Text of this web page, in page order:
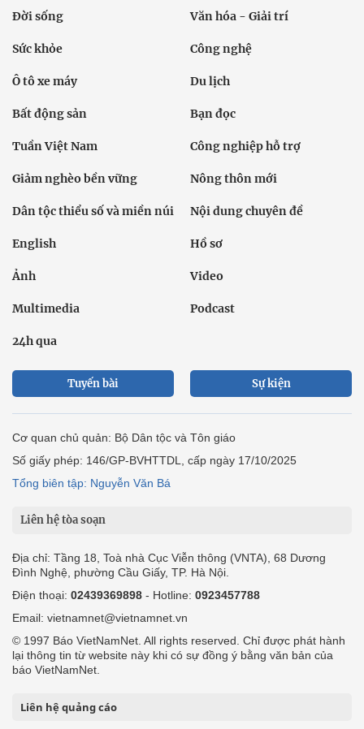
Đời sống Văn hóa - Giải trí
Sức khỏe Công nghệ
Ô tô xe máy Du lịch
Bất động sản Bạn đọc
Tuần Việt Nam Công nghiệp hỗ trợ
Giảm nghèo bền vững Nông thôn mới
Dân tộc thiểu số và miền núi Nội dung chuyên đề
English Hồ sơ
Ảnh Video
Multimedia Podcast
24h qua
Tuyến bài Sự kiện
Cơ quan chủ quản: Bộ Dân tộc và Tôn giáo
Số giấy phép: 146/GP-BVHTTDL, cấp ngày 17/10/2025
Tổng biên tập: Nguyễn Văn Bá
Liên hệ tòa soạn
Địa chỉ: Tầng 18, Toà nhà Cục Viễn thông (VNTA), 68 Dương
Đình Nghệ, phường Cầu Giấy, TP. Hà Nội.
Điện thoại: 02439369898 - Hotline: 0923457788
Email: vietnamnet@vietnamnet.vn
© 1997 Báo VietNamNet. All rights reserved. Chỉ được phát hành
lại thông tin từ website này khi có sự đồng ý bằng văn bản của
báo VietNamNet.
Liên hệ quảng cáo